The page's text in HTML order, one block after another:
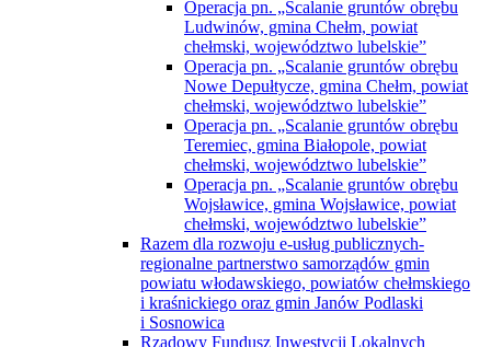
Operacja pn. „Scalanie gruntów obrębu
Ludwinów, gmina Chełm, powiat
chełmski, województwo lubelskie”
Operacja pn. „Scalanie gruntów obrębu
Nowe Depułtycze, gmina Chełm, powiat
chełmski, województwo lubelskie”
Operacja pn. „Scalanie gruntów obrębu
Teremiec, gmina Białopole, powiat
chełmski, województwo lubelskie”
Operacja pn. „Scalanie gruntów obrębu
Wojsławice, gmina Wojsławice, powiat
chełmski, województwo lubelskie”
Razem dla rozwoju e-usług publicznych-
regionalne partnerstwo samorządów gmin
powiatu włodawskiego, powiatów chełmskiego
i kraśnickiego oraz gmin Janów Podlaski
i Sosnowica
Rządowy Fundusz Inwestycji Lokalnych